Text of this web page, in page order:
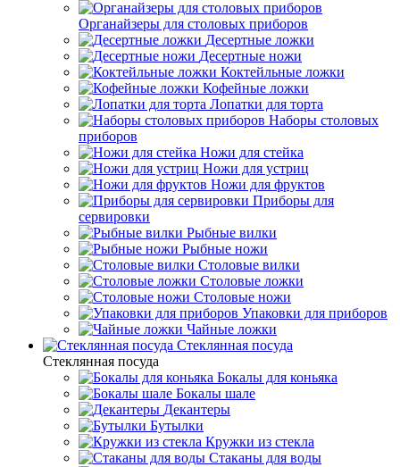
Органайзеры для столовых приборов
Десертные ложки
Десертные ножи
Коктейльные ложки
Кофейные ложки
Лопатки для торта
Наборы столовых
приборов
Ножи для стейка
Ножи для устриц
Ножи для фруктов
Приборы для
сервировки
Рыбные вилки
Рыбные ножи
Столовые вилки
Столовые ложки
Столовые ножи
Упаковки для приборов
Чайные ложки
Стеклянная посуда
Стеклянная посуда
Бокалы для коньяка
Бокалы шале
Декантеры
Бутылки
Кружки из стекла
Стаканы для воды